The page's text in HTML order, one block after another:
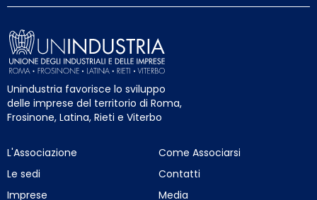
Unindustria favorisce lo sviluppo
delle imprese del territorio di Roma,
Frosinone, Latina, Rieti e Viterbo
L'Associazione
Le sedi
Imprese
Come Associarsi
Contatti
Media